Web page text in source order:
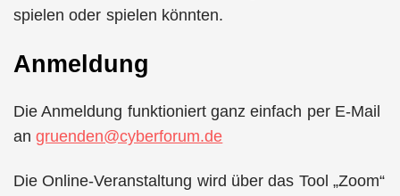
spielen oder spielen könnten.
Anmeldung
Die Anmeldung funktioniert ganz einfach per E-Mail
angruenden@cyberforum.de
Die Online-Veranstaltung wird über das Tool „Zoom“